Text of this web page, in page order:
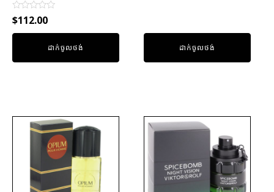
Rated
0
out
$112.00
ដាក់ចូលថង់ ដាក់ចូលថង់